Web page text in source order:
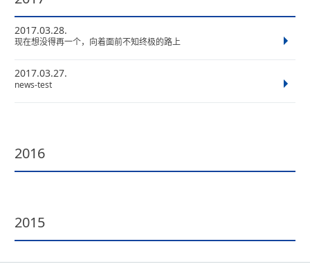
2017.03.28.
现在想没得再一个，向着面前不知终极的路上
2017.03.27.
news-test
2016
2015